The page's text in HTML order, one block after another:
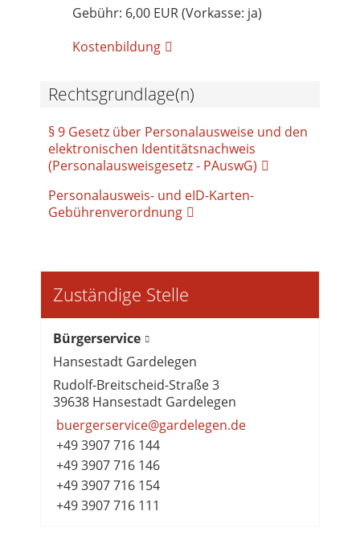
Gebühr: 6,00 EUR (Vorkasse: ja)
Kostenbildung
Rechtsgrundlage(n)
§ 9 Gesetz über Personalausweise und den
elektronischen Identitätsnachweis
(Personalausweisgesetz - PAuswG)
Personalausweis- und eID-Karten-
Gebührenverordnung
Zuständige Stelle
Bürgerservice
Hansestadt Gardelegen
Rudolf-Breitscheid-Straße 3
39638 Hansestadt Gardelegen
buergerservice@gardelegen.de
+49 3907 716 144
+49 3907 716 146
+49 3907 716 154
+49 3907 716 111